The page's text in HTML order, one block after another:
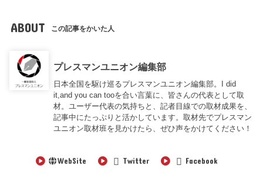
ABOUT この記事をかいた人
プレスマンユニオン編集部
日本全国を駆け巡るプレスマンユニオン編集部。I did
it,and you can tooを合い言葉に、皆さんの代表として取
材。ユーザー代表の気持ちと、記者目線での取材成果を、
記事中にたっぷりと活かしています。取材先でプレスマン
ユニオン取材班を見かけたら、ぜひ声をかけてください！
WebSite Twitter Facebook